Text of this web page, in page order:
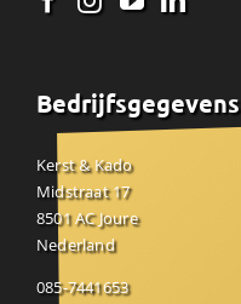
Bedrijfsgegevens
Kerst & Kado
Midstraat 17
8501 AC Joure
Nederland
085-7441653